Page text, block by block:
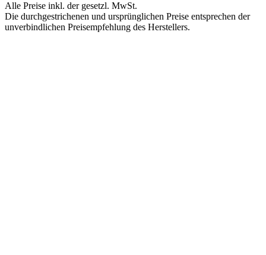
Alle Preise inkl. der gesetzl. MwSt.
Die durchgestrichenen und ursprünglichen Preise entsprechen der
unverbindlichen Preisempfehlung des Herstellers.